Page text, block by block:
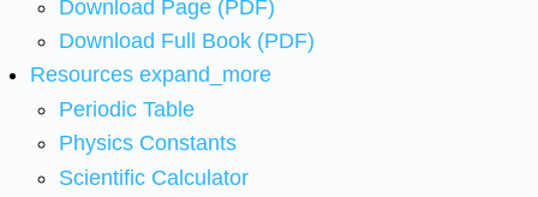
Download Page (PDF)
Download Full Book (PDF)
Resources expand_more
Periodic Table
Physics Constants
Scientific Calculator